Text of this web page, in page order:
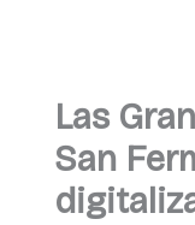
Las
San